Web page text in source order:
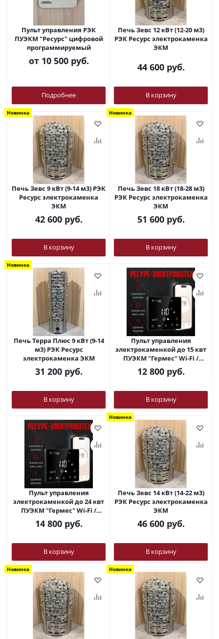
Пульт управления РЭК
ПУЭКМ "Ресурс" цифровой
программируемый
от 10 500 руб.
Подробнее
Печь Зевс 12 кВт (12-20 м3)
РЭК Ресурс электрокаменка
ЭКМ
44 600руб.
В корзину
Новинка
Печь Зевс 9 кВт (9-14 м3) РЭК
Ресурс электрокаменка
ЭКМ
42 600руб.
В корзину
Новинка
Печь Зевс 18 кВт (18-28 м3)
РЭК Ресурс электрокаменка
ЭКМ
51 600руб.
В корзину
Новинка
Печь Терра Плюс 9 кВт (9-14
м3) РЭК Ресурс
электрокаменка ЭКМ
31 200руб.
В корзину
Пульт управления
элeктрoкaмeнкой до 15 квт
ПУЭКМ "Гермес" Wi-Fi /
сенсорный
программируемый(РЭК)
12 800руб.
В корзину
Пульт управления
элeктрoкaмeнкой до 24 квт
ПУЭКМ "Гермес" Wi-Fi /
сенсорный
программируемый(РЭК)
14 800руб.
В корзину
Новинка
Печь Зевс 14 кВт (14-22 м3)
РЭК Ресурс электрокаменка
ЭКМ
46 600руб.
В корзину
Новинка Новинка